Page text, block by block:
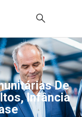
De
Infância